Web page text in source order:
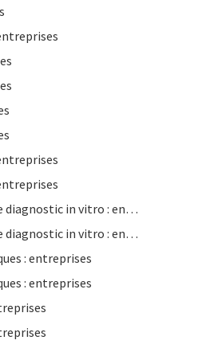
dispositifs médicaux de diagnostic in vitro : entreprises
dispositifs médicaux de diagnostic in vitro : entreprises
: entreprises
: entreprises